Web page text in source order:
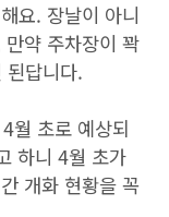
요. 장날이 아니
약 주차장이 꽉
된답니다.
월 초로 예상되
하니 4월 초가
개화 현황을 꼭